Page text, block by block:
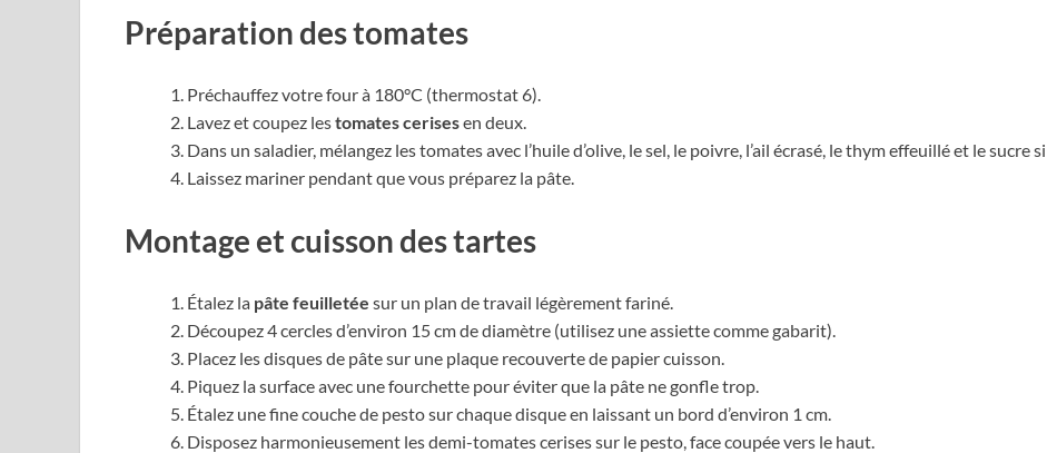
Préparation des tomates
Préchauffez votre four à 180°C (thermostat 6).
Lavez et coupez lestomates cerisesen deux.
Dans un saladier, mélangez les tomates avec l’huile d’olive, le sel, le poivre, l’ail écrasé, le thym effeuillé et le sucre
Laissez mariner pendant que vous préparez la pâte.
Montage et cuisson des tartes
Étalez la pâte feuilletée sur un plan de travail légèrement fariné.
Découpez 4 cercles d’environ 15 cm de diamètre (utilisez une assiette comme gabarit).
Placez les disques de pâte sur une plaque recouverte de papier cuisson.
Piquez la surface avec une fourchette pour éviter que la pâte ne gonfle trop.
Étalez une fine couche de pesto sur chaque disque en laissant un bord d’environ 1 cm.
Disposez harmonieusement les demi-tomates cerises sur le pesto, face coupée vers le haut.